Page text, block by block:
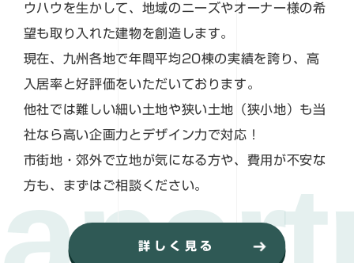
詳しく見る
ウハウを生かして、地域のニーズやオーナー様の希
望も取り入れた建物を創造します。
現在、九州各地で年間平均20棟の実績を誇り、高
入居率と好評価をいただいております。
他社では難しい細い土地や狭い土地（狭小地）も当
社なら高い企画力とデザイン力で対応！
市街地・郊外で立地が気になる方や、費用が不安な
方も、まずはご相談ください。